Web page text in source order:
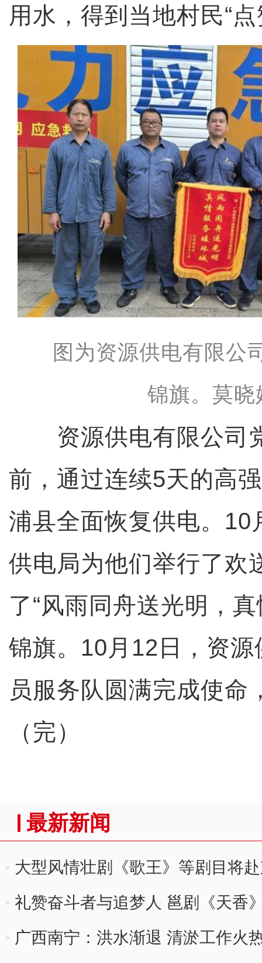
用水，得到当地村民“点
图为资源供电有限公
锦旗。莫晓
资源供电有限公司
前，通过连续5天的高
浦县全面恢复供电。10
供电局为他们举行了欢
了“风雨同舟送光明，
锦旗。10月12日，资
员服务队圆满完成使命
（完）
最新新闻
大型风情壮剧《歌王》等剧目将
礼赞奋斗者与追梦人 邕剧《天香
广西南宁：洪水渐退 清淤工作火